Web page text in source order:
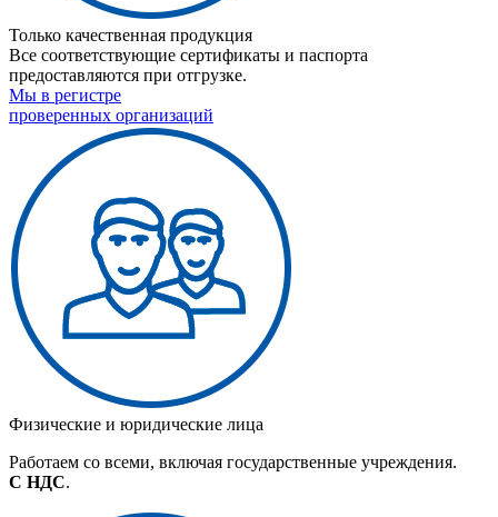
Только качественная продукция
Все соответствующие сертификаты и паспорта
предоставляются при отгрузке.
Мы в регистре
проверенных организаций
Физические и юридические лица
Работаем со всеми, включая государственные учреждения.
С НДС.